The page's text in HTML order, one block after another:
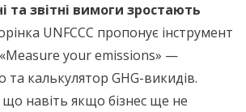
та звітні вимоги зростають
UNFCCC пропонує інструмент
«Measure your emissions» —
та калькулятор GHG-викидів.
навіть якщо бізнес ще не